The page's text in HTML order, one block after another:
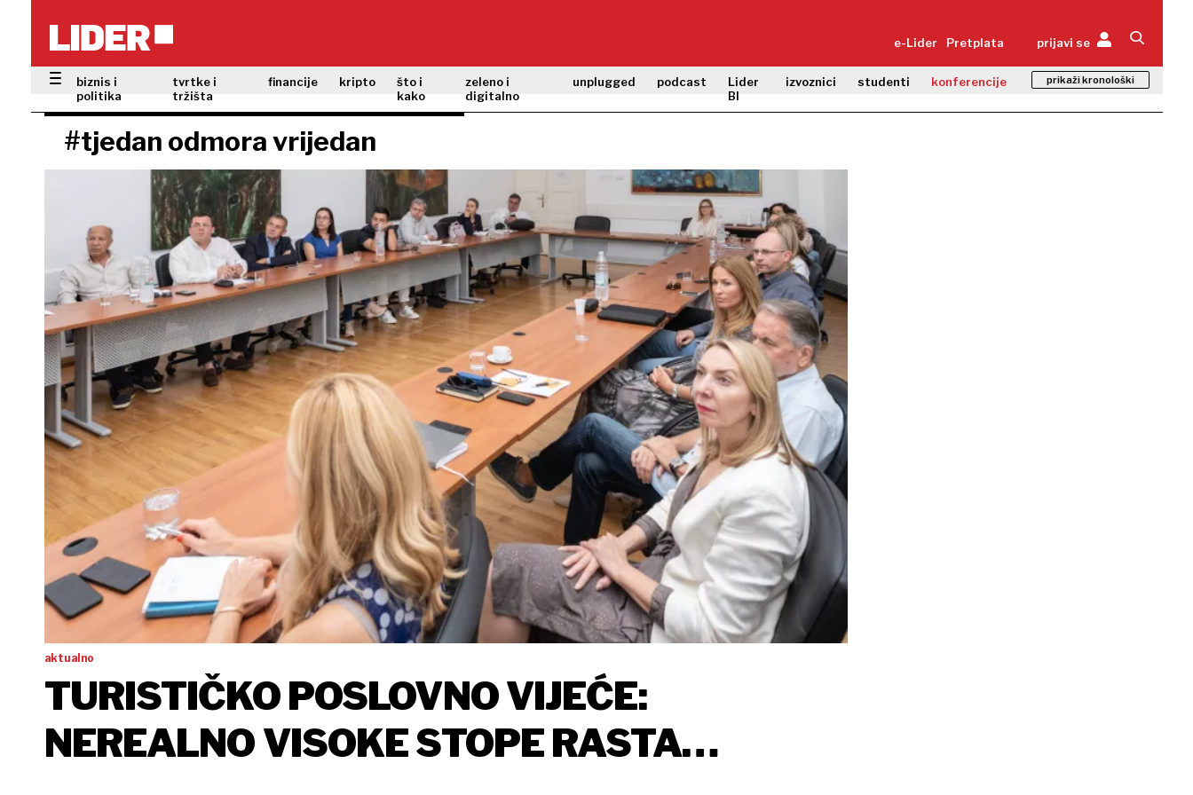
e-Lider Pretplata prijavi se
biznis i
politika
tvrtke i
tržišta
financije kripto
što i
kako
zeleno i
digitalno
unplugged podcast
Lider
BI
izvoznici studenti konferencije prikaži kronološki
#tjedan odmora vrijedan
aktualno
TURISTIČKO POSLOVNO VIJEĆE:
NEREALNO VISOKE STOPE RASTA